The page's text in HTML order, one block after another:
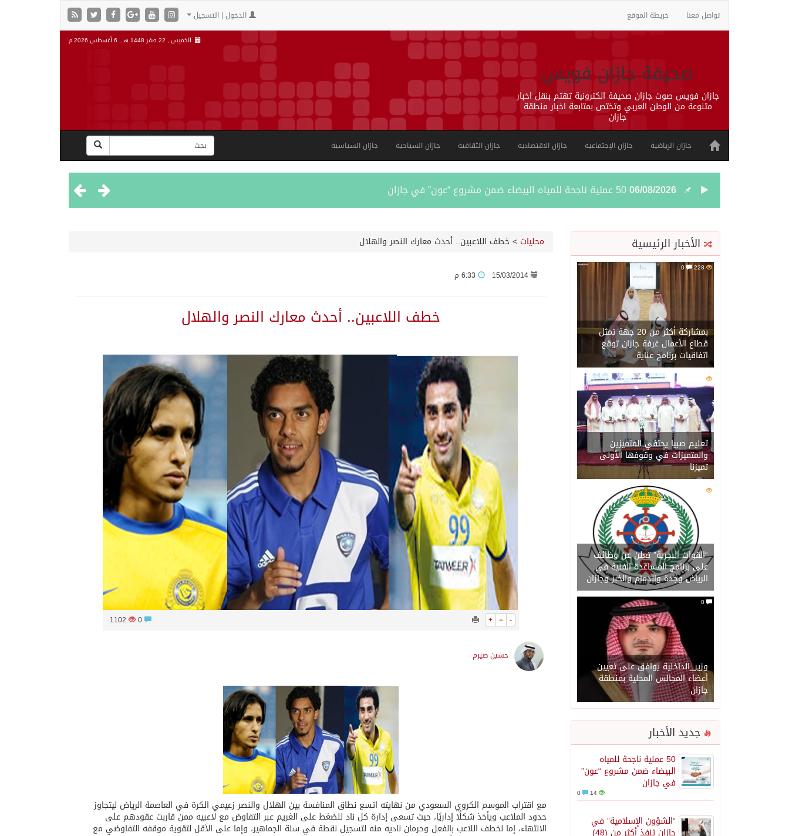
تواصل معنا خريطة الموقع الدخول | التسجيل
صحيفة جازان فويس
جازان فويس صوت جازان صحيفة الكترونية تهتم بنقل اخبار
متنوعة من الوطن العربي وتختص بمتابعة اخبار منطقة
جازان
الخميس , 22 صفر 1448 هـ , 6 أغسطس 2026 م
جازان الرياضية جازان الإجتماعية جازان الاقتصادية جازان الثقافية جازان السياحية جازان السياسية
06/08/202650 عملية ناجحة للمياه البيضاء ضمن مشروع “عون” في جازان
06/08/2026حرس الحدود بجازان يقيم ورشة عمل لمزاولي الصيد والأنشطة البحرية عن خدمات بوابة “زاول”
06/08/2026الاحتلال يهدم محالاً تجارية في مخيم قلنديا ويعتقل 11 فلسطينياً بالضفة
06/08/2026الهيئة العامة للإحصاء: إنتاج المملكة من النفط الخام بلغ 3.46 مليارات برميل عام 2025
06/08/2026«الصحة العالمية» تحذر: إيبولا يتسارع في الكونغو ويتجاوز قدرات الاستجابة
06/08/2026«لدينا كميات هائلة».. ترامب يرد على تقارير نفاد الصواريخ الدقيقة بعد حرب إيران والبنتاغون يلتزم الصمت
06/08/2026مركز “استدامة” بجازان يستعرض نظم وتقنيات الري الزراعية
06/08/2026أمير منطقة جازان يكرّم ثلاثة مواطنين لتبرعهم بأجزاء من أعضائهم
06/08/2026القبض على مواطن لنقله (11) مخالفًا لنظام أمن الحدود بمنطقة جازان
الأخبار الرئيسية
228
بمشاركة أكثر من 20 جهة تمثل
قطاع الأعمال غرفة جازان توقع
اتفاقيات برنامج عناية
202
تعليم صبيا يحتفي المتميزين
والمتميزات في وقوفها الأولى
تميزنا
201
“القوات البحرية” تعلن عن وظائف
على برنامج المساعدة الفنية في
الرياض وجدة والدمام والخبر وجازان
وزير_الداخلية يوافق على تعيين
أعضاء المجالس المحلية بمنطقة
جازان
جديد الأخبار
50 عملية ناجحة للمياه
البيضاء ضمن مشروع “عون”
في جازان
14
“الشؤون الإسلامية” في
جازان تنفذ أكثر من (48)
محليات >خطف اللاعبين.. أحدث معارك النصر والهلال
15/03/2014
خطف اللاعبين.. أحدث معارك النصر والهلال
+ = -
1102
حسين صيرم
مع اقتراب الموسم الكروي السعودي من نهايته اتسع نطاق المنافسة بين الهلال والنصر زعيمي الكرة في العاصمة الرياض ليتجاوز
حدود الملاعب ويأخذ شكلًا إداريًا، حيث تسعى إدارة كل ناد للضغط على الغريم عبر التفاوض مع لاعبيه ممن قاربت عقودهم على
الانتهاء، إما لخطف اللاعب بالفعل وحرمان ناديه منه لتسجيل نقطة في سلة الجماهير، وإما على الأقل لتقوية موقفه التفاوضي مع